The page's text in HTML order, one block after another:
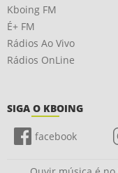
Kboing FM
É+ FM
Rádios Ao Vivo
Rádios OnLine
SIGA O KBOING
facebook